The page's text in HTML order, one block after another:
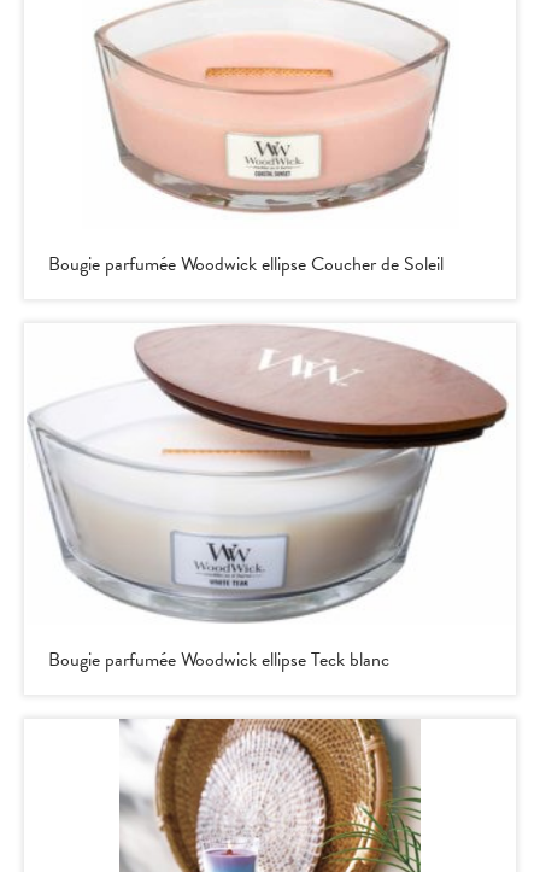
Bougie parfumée Woodwick ellipse Coucher de Soleil
Bougie parfumée Woodwick ellipse Teck blanc